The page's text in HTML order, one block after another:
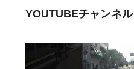
YOUTUBEチャンネル